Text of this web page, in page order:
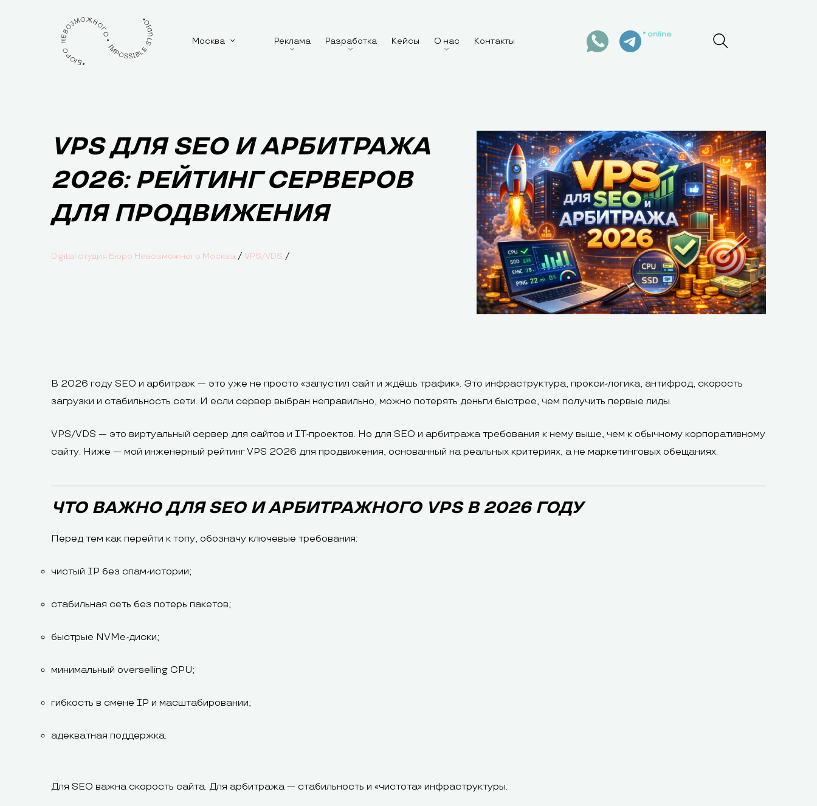
Москва Реклама Разработка Кейсы О нас Контакты
online
VPS ДЛЯ SEO И АРБИТРАЖА
2026: РЕЙТИНГ СЕРВЕРОВ
ДЛЯ ПРОДВИЖЕНИЯ
Digital студия Бюро Невозможного Москва / VPS/VDS /
В 2026 году SEO и арбитраж — это уже не просто «запустил сайт и ждёшь трафик». Это инфраструктура, прокси-логика, антифрод, скорость
загрузки и стабильность сети. И если сервер выбран неправильно, можно потерять деньги быстрее, чем получить первые лиды.
VPS/VDS — это виртуальный сервер для сайтов и IT-проектов. Но для SEO и арбитража требования к нему выше, чем к обычному корпоративному
сайту. Ниже — мой инженерный рейтинг VPS 2026 для продвижения, основанный на реальных критериях, а не маркетинговых обещаниях.
ЧТО ВАЖНО ДЛЯ SEO И АРБИТРАЖНОГО VPS В 2026 ГОДУ
Перед тем как перейти к топу, обозначу ключевые требования:
чистый IP без спам-истории;
стабильная сеть без потерь пакетов;
быстрые NVMe-диски;
минимальный overselling CPU;
гибкость в смене IP и масштабировании;
адекватная поддержка.
Для SEO важна скорость сайта. Для арбитража — стабильность и «чистота» инфраструктуры.